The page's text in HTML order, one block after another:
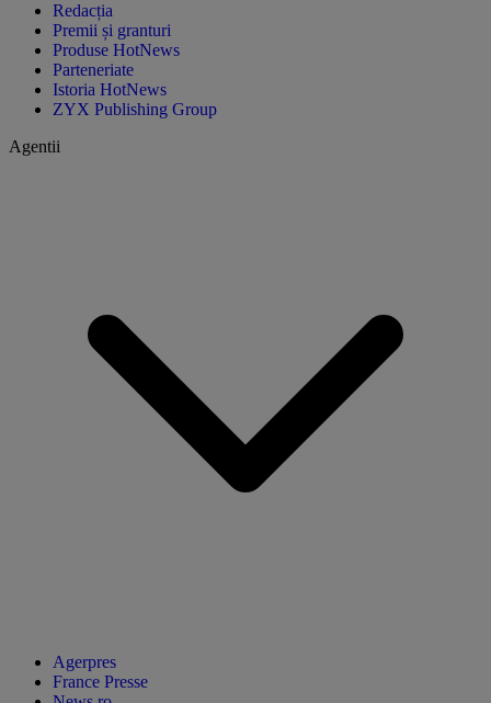
Redacția
Premii și granturi
Produse HotNews
Parteneriate
Istoria HotNews
ZYX Publishing Group
Agentii
Agerpres
France Presse